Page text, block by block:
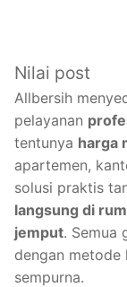
Nilai post
Allbersih
pelayanan
tentunya harga
apartemen,
solusi praktis
langsung di
jemput. Semua
dengan metode
sempurna.